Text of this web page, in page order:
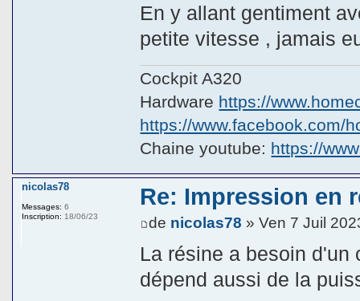
En y allant gentiment
petite vitesse , jamais
Cockpit A320
Hardware https://
https://www.facebook.com/
Chaine youtube: https://
Re: Impression en
de nicolas78 » Ven 7 Juil
La résine a besoin d'un
dépend aussi de la
nicolas78
Messages: 6
Inscription: 18/06/23